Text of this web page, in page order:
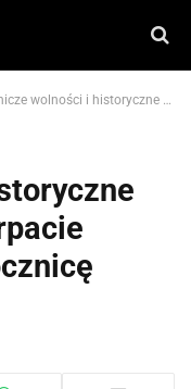
i historyczne wykłady. Tak Podkarpacie będzie obchodzić rocznicę stanu wojennego